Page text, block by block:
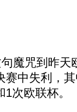
咒到昨天
赛中失利，
次欧联杯。